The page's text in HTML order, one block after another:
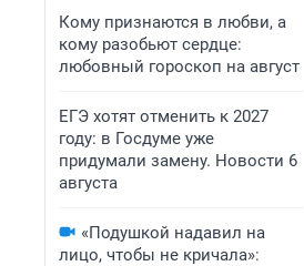
Кому признаются в любви, а
кому разобьют сердце:
любовный гороскоп на август
ЕГЭ хотят отменить к 2027
году: в Госдуме уже
придумали замену. Новости 6
августа
«Подушкой надавил на
лицо, чтобы не кричала»: